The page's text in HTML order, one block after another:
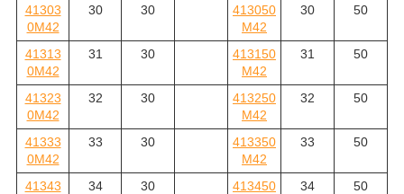
41303
0M42
30 30
413050
M42
30 50
41313
0M42
31 30
413150
M42
31 50
41323
0M42
32 30
413250
M42
32 50
41333
0M42
33 30
413350
M42
33 50
41343 34 30 413450 34 50